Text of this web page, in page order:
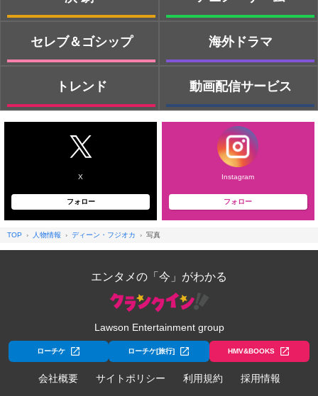
セレブ＆ゴシップ
トレンド
海外ドラマ
動画配信サービス
X
フォロー
Instagram
フォロー
TOP 人物情報 ディーン・フジオカ 写真
エンタメの「今」がわかる
Lawson Entertainment group
ローチケ ローチケ[旅行] HMV&BOOKS
会社概要 サイトポリシー 利用規約 採用情報